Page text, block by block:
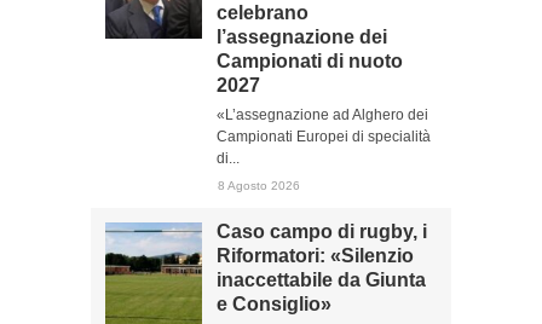
celebrano
l’assegnazione dei
Campionati di nuoto
2027
«L’assegnazione ad Alghero dei
Campionati Europei di specialità
di...
8 Agosto 2026
Caso campo di rugby, i
Riformatori: «Silenzio
inaccettabile da Giunta
e Consiglio»